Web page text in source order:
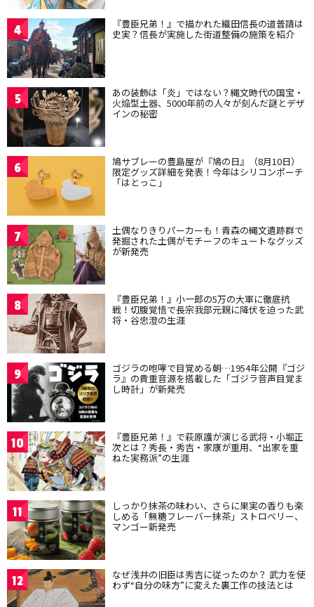
4 『豊臣兄弟！』で描かれた織田信長の道普請は
史実？信長が実施した街道整備の施策を紹介
5 あの装飾は「炎」ではない？縄文時代の国宝・
火焔型土器、5000年前の人々が刻んだ謎とデザ
インの秘密
6 鳩サブレーの豊島屋が『鳩の日』（8月10日）
限定グッズ詳細を発表！今年はシリコンポーチ
「はとっこ」
7 土偶なりきりパーカーも！青森の縄文遺跡群で
発掘された土偶がモチーフのキュートなグッズ
が新発売
8 『豊臣兄弟！』小一郎の5万の大軍に徹底抗
戦！切腹覚悟で長宗我部元親に降伏を迫った武
将・谷忠澄の生涯
9 ゴジラの咆哮で目覚める朝…1954年公開『ゴジ
ラ』の貴重音源を搭載した「ゴジラ音声目覚ま
し時計」が新発売
10 『豊臣兄弟！』で萩原護が演じる武将・小堀正
次とは？秀長・秀吉・家康が重用、“出家を重
ねた実務派”の生涯
11 しっかり抹茶の味わい、さらに果実の香りも楽
しめる「無糖フレーバー抹茶」ストロベリー、
マンゴー新発売
12 なぜ浅井の旧臣は秀吉に従ったのか？ 武力を使
わず“自分の味方”に変えた裏工作の技法とは